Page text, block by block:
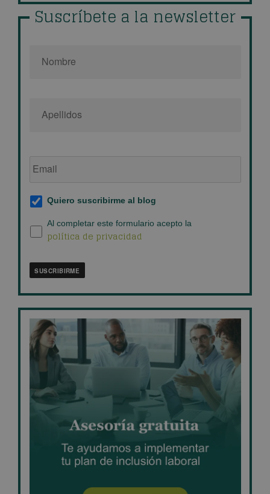
Suscríbete a la newsletter
de
Suscripción
al
blog
*
Quiero suscribirme al blog
Política
de
Al completar este formulario acepto la
política de privacidad
SUSCRIBIRME